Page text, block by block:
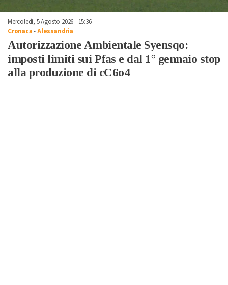
Mercoledì, 5 Agosto 2026 - 15:36
Cronaca-Alessandria
Autorizzazione Ambientale Syensqo:
imposti limiti sui Pfas e dal 1° gennaio stop
alla produzione di cC6o4